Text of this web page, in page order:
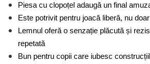
Piesa cu clopoțel adaugă un final
Este potrivit pentru joacă liberă, nu
Lemnul oferă o senzație plăcută și
repetată
Bun pentru copii care iubesc